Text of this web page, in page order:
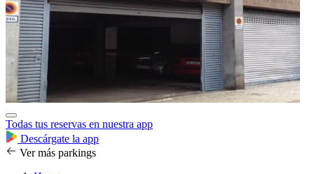
Todas tus reservas en nuestra app
Descárgate la app
Ver más parkings